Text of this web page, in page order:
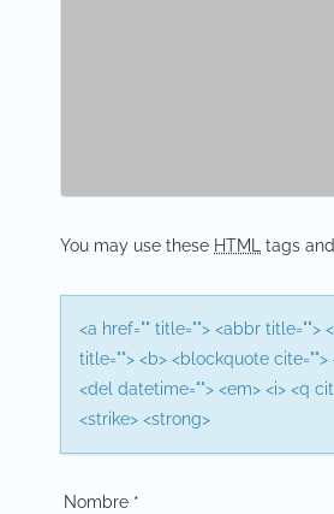
t
i
o
n
You may use these HTML tags
<a href="" title=""> <abbr title="">
title=""> <b> <blockquote
<del datetime=""> <em> <i> <q
<strike> <strong>
Nombre *